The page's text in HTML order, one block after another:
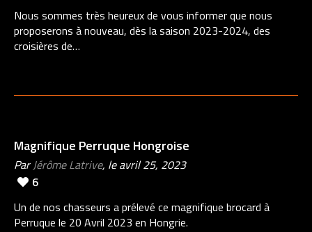
Nous sommes très heureux de vous informer que nous
proposerons à nouveau, dès la saison 2023-2024, des
croisières de…
Magnifique Perruque Hongroise
ParJérôme Latrive, le avril 25, 2023
6
Un de nos chasseurs a prélevé ce magnifique brocard à
Perruque le 20 Avril 2023 en Hongrie.